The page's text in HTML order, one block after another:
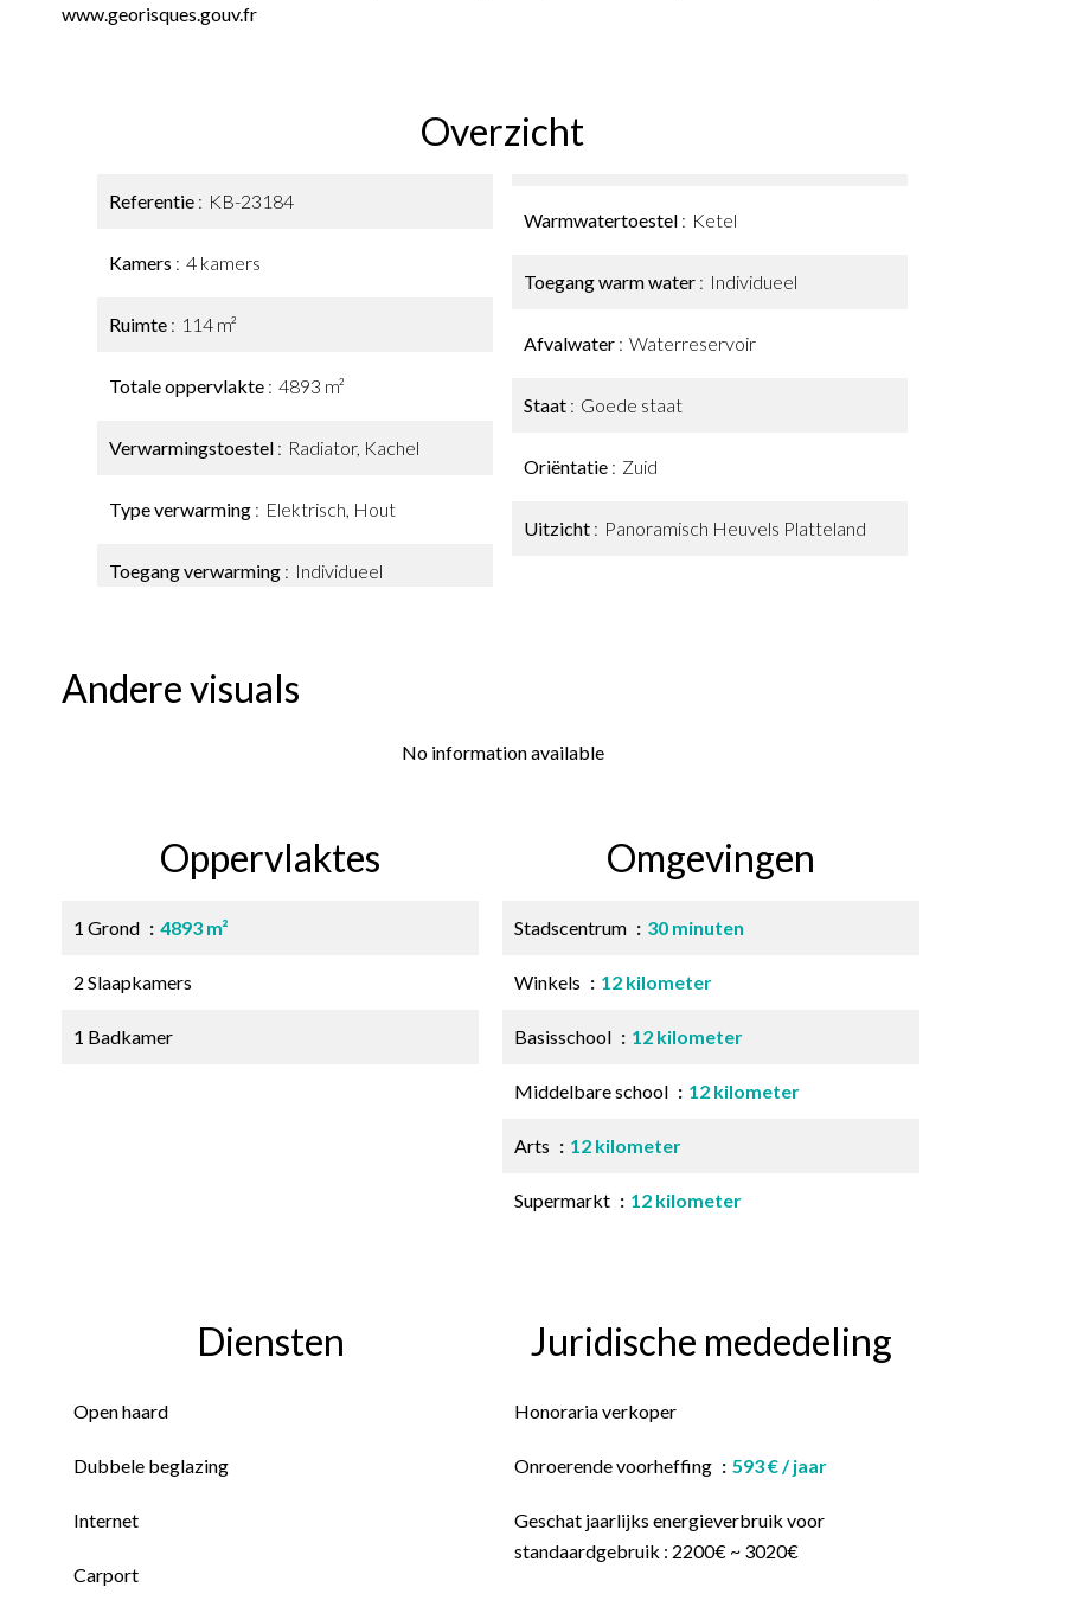
www.georisques.gouv.fr
Overzicht
Referentie KB-23184
Kamers 4 kamers
Ruimte 114 m²
Totale oppervlakte 4893 m²
Verwarmingstoestel Radiator, Kachel
Type verwarming Elektrisch, Hout
Toegang verwarming Individueel
Warmwatertoestel Ketel
Toegang warm water Individueel
Afvalwater Waterreservoir
Staat Goede staat
Oriëntatie Zuid
Uitzicht Panoramisch Heuvels Platteland
Andere visuals
No information available
Oppervlaktes
1 Grond 4893 m²
2 Slaapkamers
1 Badkamer
Omgevingen
Stadscentrum 30 minuten
Winkels 12 kilometer
Basisschool 12 kilometer
Middelbare school 12 kilometer
Arts 12 kilometer
Supermarkt 12 kilometer
Diensten
Open haard
Dubbele beglazing
Internet
Carport
Juridische mededeling
Honoraria verkoper
Onroerende voorheffing 593 € / jaar
Geschat jaarlijks energieverbruik voor
standaardgebruik : 2200€ ~ 3020€